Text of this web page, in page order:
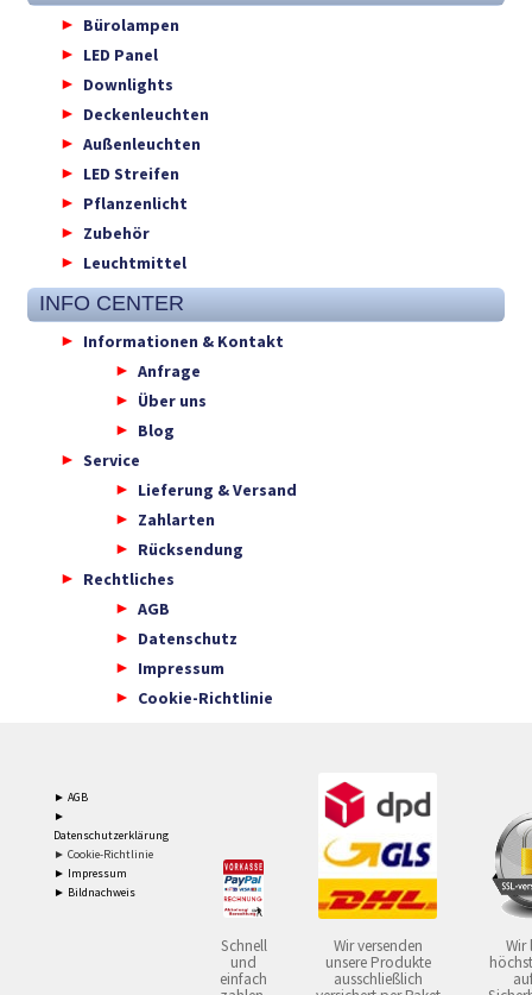
Bürolampen
LED Panel
Downlights
Deckenleuchten
Außenleuchten
LED Streifen
Pflanzenlicht
Zubehör
Leuchtmittel
INFO CENTER
Informationen & Kontakt
Anfrage
Über uns
Blog
Service
Lieferung & Versand
Zahlarten
Rücksendung
Rechtliches
AGB
Datenschutz
Impressum
Cookie-Richtlinie
► AGB
►
Datenschutzerklärung
► Cookie-Richtlinie
► Impressum
► Bildnachweis
Schnell
und
einfach
Wir versenden
unsere Produkte
ausschließlich
Wir